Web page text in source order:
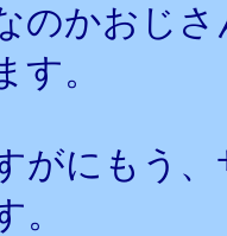
のかおじ
す。
がにもう
。